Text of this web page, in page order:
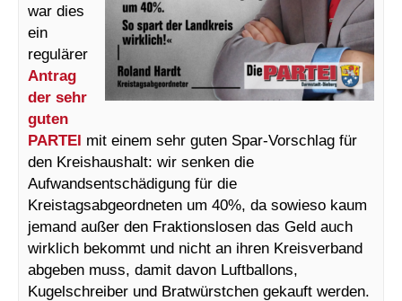
war dies
ein
regulärer
Antrag
der sehr
guten
PARTEI mit einem sehr guten Spar-Vorschlag für
den Kreishaushalt: wir senken die
Aufwandsentschädigung für die
Kreistagsabgeordneten um 40%, da sowieso kaum
jemand außer den Fraktionslosen das Geld auch
wirklich bekommt und nicht an ihren Kreisverband
abgeben muss, damit davon Luftballons,
Kugelschreiber und Bratwürstchen gekauft werden.